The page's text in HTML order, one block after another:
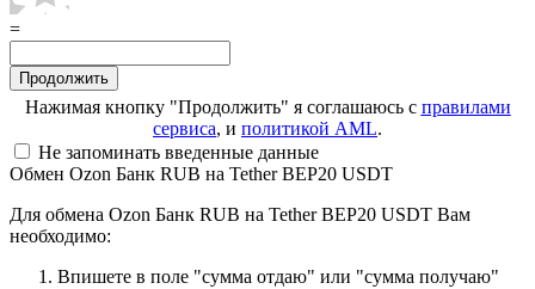
=
Нажимая кнопку "Продолжить" я соглашаюсь с правилами
сервиса, и политикой AML.
Не запоминать введенные данные
Обмен Ozon Банк RUB на Tether BEP20 USDT
Для обмена Ozon Банк RUB на Tether BEP20 USDT Вам
необходимо:
Впишете в поле "сумма отдаю" или "сумма получаю"